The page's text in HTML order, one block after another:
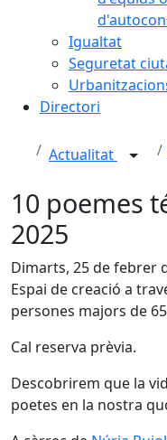
Igualtat
Seguretat
Directori
Actualitat
10 poemes
2025
Dimarts, 25 de febrer
Espai de creació a
persones majors de
Cal reserva prèvia.
Descobrirem que la
poetes en la nostra